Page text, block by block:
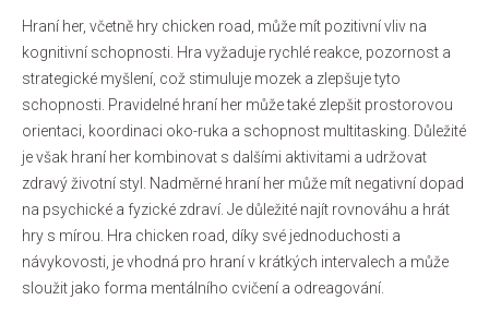
Hraní her, včetně hry chicken road, může mít pozitivní vliv na
kognitivní schopnosti. Hra vyžaduje rychlé reakce, pozornost a
strategické myšlení, což stimuluje mozek a zlepšuje tyto
schopnosti. Pravidelné hraní her může také zlepšit prostorovou
orientaci, koordinaci oko-ruka a schopnost multitasking. Důležité
je však hraní her kombinovat s dalšími aktivitami a udržovat
zdravý životní styl. Nadměrné hraní her může mít negativní dopad
na psychické a fyzické zdraví. Je důležité najít rovnováhu a hrát
hry s mírou. Hra chicken road, díky své jednoduchosti a
návykovosti, je vhodná pro hraní v krátkých intervalech a může
sloužit jako forma mentálního cvičení a odreagování.